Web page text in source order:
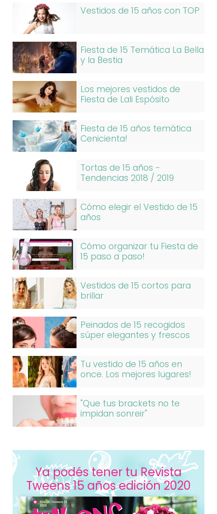
Vestidos de 15 años con TOP
Fiesta de 15 Temática La Bella
y la Bestia
Los mejores vestidos de
Fiesta de Lali Espósito
Fiesta de 15 años temática
Cenicienta!
Tortas de 15 años -
Tendencias 2018 / 2019
Cómo elegir el Vestido de 15
años
Cómo organizar tu Fiesta de
15 paso a paso!
Vestidos de 15 cortos para
brillar
Peinados de 15 recogidos
súper elegantes y frescos
Tu vestido de 15 años en
once. Los mejores lugares!
"Que tus brackets no te
impidan sonreir"
Ya podés tener tu Revista
Tweens 15 años edición 2020